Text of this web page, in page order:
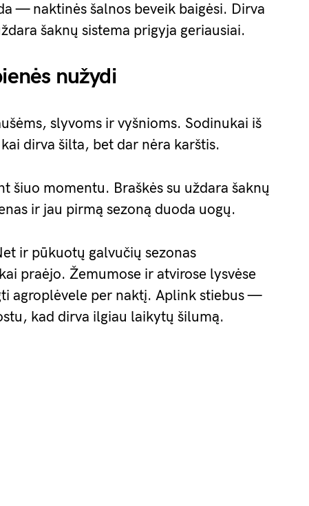
— naktinės šalnos beveik baigėsi. Dirva
šaknų sistema prigyja geriausiai.
nužydi
slyvoms ir vyšnioms. Sodinukai iš
dirva šilta, bet dar nėra karštis.
šiuo momentu. Braškės su uždara šaknų
ir jau pirmą sezoną duoda uogų.
ir pūkuotų galvučių sezonas
praėjo. Žemumose ir atvirose lysvėse
agroplėvele per naktį. Aplink stiebus —
kad dirva ilgiau laikytų šilumą.